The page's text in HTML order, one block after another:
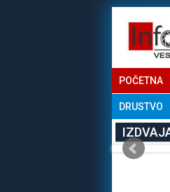
POČETNA
DRUSTVO